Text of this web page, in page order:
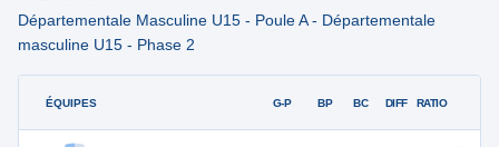
Départementale Masculine U15 - Poule A - Départementale
masculine U15 - Phase 2
ÉQUIPES G-P BP BC DIFF RATIO